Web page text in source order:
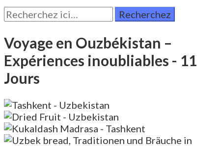
Rechercher:
Voyage en Ouzbékistan –
Expériences inoubliables - 11
Jours